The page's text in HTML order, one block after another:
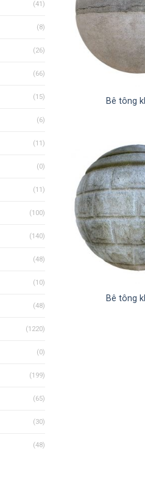
(41)
(8)
(26)
(66)
(15)
(6)
(11)
(0)
(11)
(100)
(140)
(48)
(10)
(48)
(1220)
(0)
(199)
(65)
(30)
(48)
Bê tông
Bê tông